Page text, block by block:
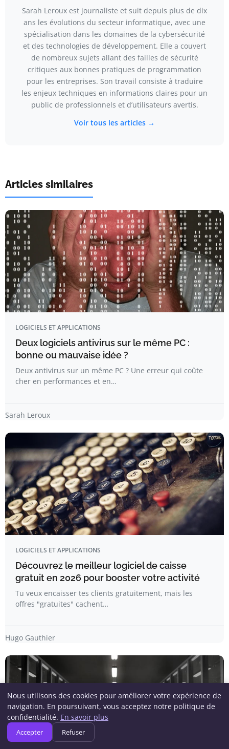
Sarah Leroux est journaliste et suit depuis plus de dix
ans les évolutions du secteur informatique, avec une
spécialisation dans les domaines de la cybersécurité
et des technologies de développement. Elle a couvert
de nombreux sujets allant des failles de sécurité
critiques aux bonnes pratiques de programmation
pour les entreprises. Son travail consiste à traduire
les enjeux techniques en informations claires pour un
public de professionnels et d’utilisateurs avertis.
Voir tous les articles →
Articles similaires
LOGICIELS ET APPLICATIONS
Deux logiciels antivirus sur le même PC :
bonne ou mauvaise idée ?
Deux antivirus sur un même PC ? Une erreur qui coûte
cher en performances et en…
Sarah Leroux
LOGICIELS ET APPLICATIONS
Découvrez le meilleur logiciel de caisse
gratuit en 2026 pour booster votre activité
Tu veux encaisser tes clients gratuitement, mais les
offres "gratuites" cachent…
Hugo Gauthier
Nous utilisons des cookies pour améliorer votre expérience de
navigation. En poursuivant, vous acceptez notre politique de
confidentialité. En savoir plus
Accepter Refuser